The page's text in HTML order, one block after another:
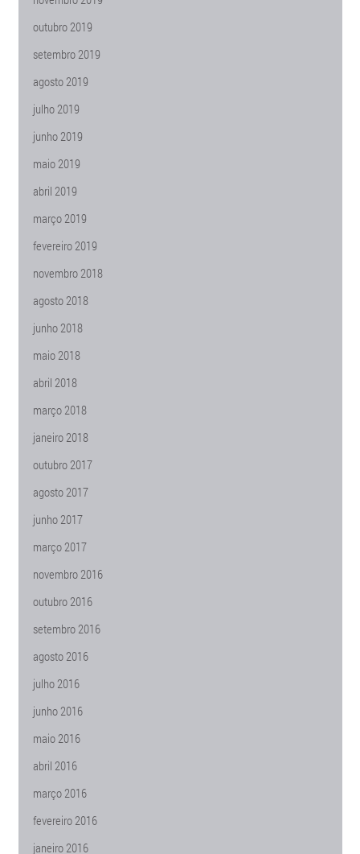
outubro 2019
setembro 2019
agosto 2019
julho 2019
junho 2019
maio 2019
abril 2019
março 2019
fevereiro 2019
novembro 2018
agosto 2018
junho 2018
maio 2018
abril 2018
março 2018
janeiro 2018
outubro 2017
agosto 2017
junho 2017
março 2017
novembro 2016
outubro 2016
setembro 2016
agosto 2016
julho 2016
junho 2016
maio 2016
abril 2016
março 2016
fevereiro 2016
janeiro 2016